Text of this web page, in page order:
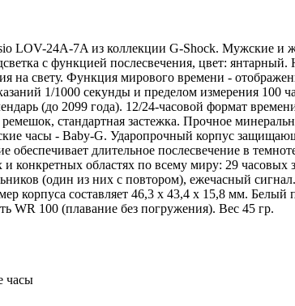
LOV-24A-7A из коллекции G-Shock. Мужские и
с функцией послесвечения, цвет:
на свету. Функция мирового времени -
1/1000 секунды и пределом измерения 100
(до 2099 года). 12/24-часовой формат
стандартная застежка. Прочное
часы - Baby-G. Ударопрочный корпус
обеспечивает длительное послесвечение в
конкретных областях по всему миру: 29
(один из них с повтором), ежечасный
корпуса составляет 46,3 х 43,4 х 15,8 мм.
WR 100 (плавание без погружения). Вес 45 гр.
часы